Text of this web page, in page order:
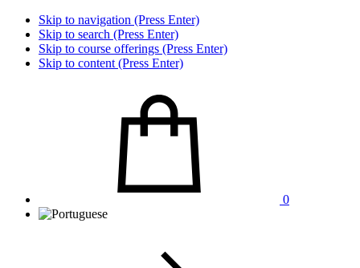
Skip to navigation (Press Enter)
Skip to search (Press Enter)
Skip to course offerings (Press Enter)
Skip to content (Press Enter)
0